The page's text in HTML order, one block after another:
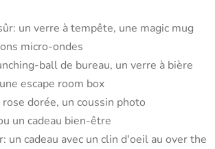
un verre à tempête, une magic mug
micro-ondes
ball de bureau, un verre à bière
escape room box
dorée, un coussin photo
un cadeau bien-être
un cadeau avec un clin d'oeil au over the